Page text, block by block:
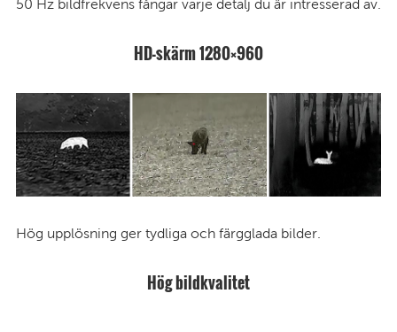
50 Hz bildfrekvens fångar varje detalj du är intresserad av.
HD-skärm 1280×960
Hög upplösning ger tydliga och färgglada bilder.
Hög bildkvalitet